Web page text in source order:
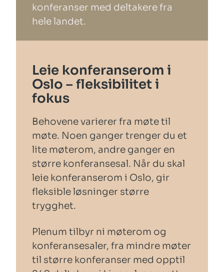
konferanser med deltakere fra
hele landet.
Leie konferanserom i
Oslo – fleksibilitet i
fokus
Behovene varierer fra møte til
møte. Noen ganger trenger du et
lite møterom, andre ganger en
større konferansesal. Når du skal
leie konferanserom i Oslo, gir
fleksible løsninger større
trygghet.
Plenum tilbyr ni møterom og
konferansesaler, fra mindre møter
til større konferanser med opptil